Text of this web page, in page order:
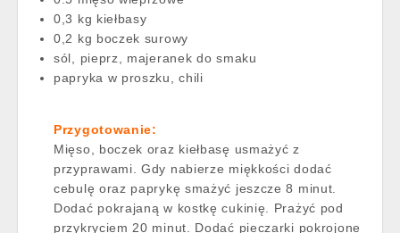
0,3 kg kiełbasy
0,2 kg boczek surowy
sól, pieprz, majeranek do smaku
papryka w proszku, chili
Przygotowanie:
Mięso, boczek oraz kiełbasę usmażyć z
przyprawami. Gdy nabierze miękkości dodać
cebulę oraz paprykę smażyć jeszcze 8 minut.
Dodać pokrajaną w kostkę cukinię. Prażyć pod
przykryciem 20 minut. Dodać pieczarki pokrojone